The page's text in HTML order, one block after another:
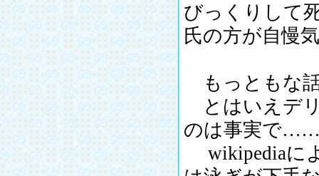
びっくりして
氏の方が自慢
もっともな
とはいえデ
のは事実で
wikipediaに